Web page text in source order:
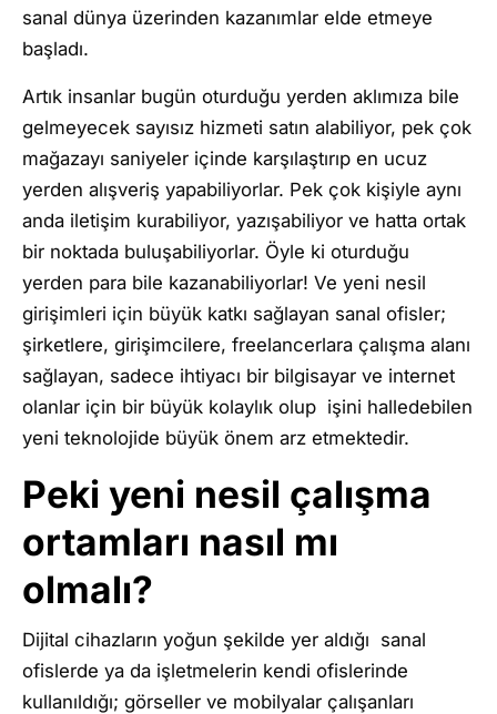
sanal dünya üzerinden kazanımlar elde etmeye
başladı.
Artık insanlar bugün oturduğu yerden aklımıza bile
gelmeyecek sayısız hizmeti satın alabiliyor, pek çok
mağazayı saniyeler içinde karşılaştırıp en ucuz
yerden alışveriş yapabiliyorlar. Pek çok kişiyle aynı
anda iletişim kurabiliyor, yazışabiliyor ve hatta ortak
bir noktada buluşabiliyorlar. Öyle ki oturduğu
yerden para bile kazanabiliyorlar! Ve yeni nesil
girişimleri için büyük katkı sağlayan sanal ofisler;
şirketlere, girişimcilere, freelancerlara çalışma alanı
sağlayan, sadece ihtiyacı bir bilgisayar ve internet
olanlar için bir büyük kolaylık olup işini halledebilen
yeni teknolojide büyük önem arz etmektedir.
Peki yeni nesil çalışma
ortamları nasıl mı
olmalı?
Dijital cihazların yoğun şekilde yer aldığı sanal
ofislerde ya da işletmelerin kendi ofislerinde
kullanıldığı; görseller ve mobilyalar çalışanları